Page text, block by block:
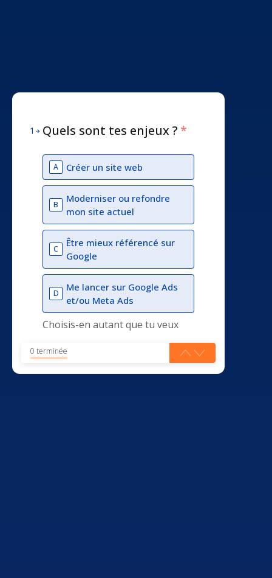
1 Quels sont tes enjeux ? *
A Créer un site web
B
Moderniser ou refondre
mon site actuel
C
Être mieux référencé sur
Google
D
Me lancer sur Google Ads
et/ou Meta Ads
Choisis-en autant que tu veux
0 terminée